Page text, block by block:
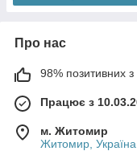
Про нас
98% позитивних з
Працює з
м. Житомир
Житомир, Україна